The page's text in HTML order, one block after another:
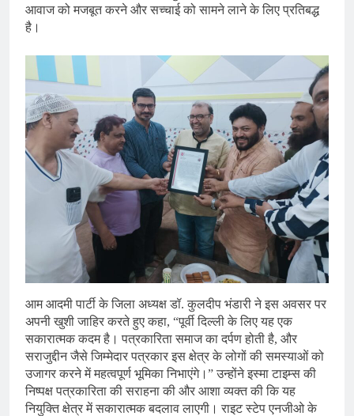
आवाज को मजबूत करने और सच्चाई को सामने लाने के लिए प्रतिबद्ध
है।
आम आदमी पार्टी के जिला अध्यक्ष डॉ. कुलदीप भंडारी ने इस अवसर पर
अपनी खुशी जाहिर करते हुए कहा, “पूर्वी दिल्ली के लिए यह एक
सकारात्मक कदम है। पत्रकारिता समाज का दर्पण होती है, और
सराजुद्दीन जैसे जिम्मेदार पत्रकार इस क्षेत्र के लोगों की समस्याओं को
उजागर करने में महत्वपूर्ण भूमिका निभाएंगे।” उन्होंने इस्मा टाइम्स की
निष्पक्ष पत्रकारिता की सराहना की और आशा व्यक्त की कि यह
नियुक्ति क्षेत्र में सकारात्मक बदलाव लाएगी। राइट स्टेप एनजीओ के